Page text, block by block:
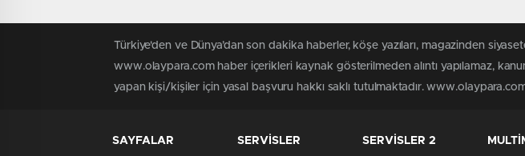
Türkiye'den ve Dünya’dan son dakika haberler, köşe yazıları, magazinden
www.olaypara.com haber içerikleri kaynak gösterilmeden alıntı yapılamaz,
yapan kişi/kişiler için yasal başvuru hakkı saklı tutulmaktadır.
SAYFALAR SERVİSLER SERVİSLER 2